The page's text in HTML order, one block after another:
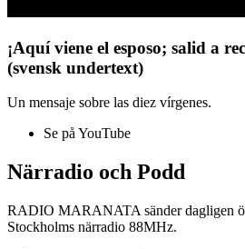
¡Aquí viene el esposo; salid a
(svensk undertext)
Un mensaje sobre las diez vírgenes.
Se på YouTube
Närradio och Podd
RADIO MARANATA sänder dagligen
Stockholms närradio 88MHz.